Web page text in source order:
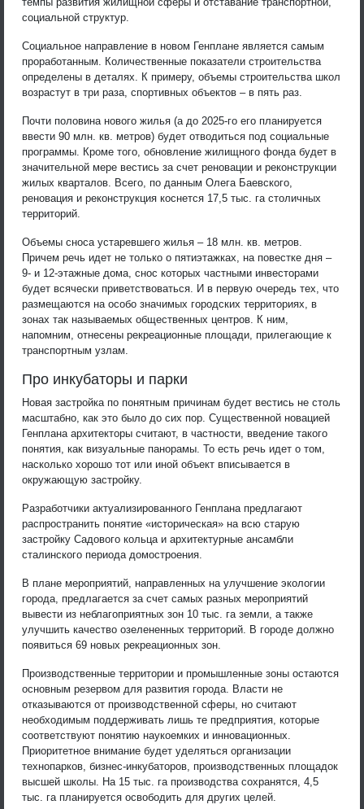
социальной структур.
Социальное направление в новом Генплане является самым
проработанным. Количественные показатели строительства
определены в деталях. К примеру, объемы строительства школ
возрастут в три раза, спортивных объектов – в пять раз.
Почти половина нового жилья (а до 2025-го его планируется
ввести 90 млн. кв. метров) будет отводиться под социальные
программы. Кроме того, обновление жилищного фонда будет в
значительной мере вестись за счет реновации и реконструкции
жилых кварталов. Всего, по данным Олега Баевского,
реновация и реконструкция коснется 17,5 тыс. га столичных
территорий.
Объемы сноса устаревшего жилья – 18 млн. кв. метров.
Причем речь идет не только о пятиэтажках, на повестке дня –
9- и 12-этажные дома, снос которых частными инвесторами
будет всячески приветствоваться. И в первую очередь тех, что
размещаются на особо значимых городских территориях, в
зонах так называемых общественных центров. К ним,
напомним, отнесены рекреационные площади, прилегающие к
транспортным узлам.
Про инкубаторы и парки
Новая застройка по понятным причинам будет вестись не столь
масштабно, как это было до сих пор. Существенной новацией
Генплана архитекторы считают, в частности, введение такого
понятия, как визуальные панорамы. То есть речь идет о том,
насколько хорошо тот или иной объект вписывается в
окружающую застройку.
Разработчики актуализированного Генплана предлагают
распространить понятие «историческая» на всю старую
застройку Садового кольца и архитектурные ансамбли
сталинского периода домостроения.
В плане мероприятий, направленных на улучшение экологии
города, предлагается за счет самых разных мероприятий
вывести из неблагоприятных зон 10 тыс. га земли, а также
улучшить качество озелененных территорий. В городе должно
появиться 69 новых рекреационных зон.
Производственные территории и промышленные зоны остаются
основным резервом для развития города. Власти не
отказываются от производственной сферы, но считают
необходимым поддерживать лишь те предприятия, которые
соответствуют понятию наукоемких и инновационных.
Приоритетное внимание будет уделяться организации
технопарков, бизнес-инкубаторов, производственных площадок
высшей школы. На 15 тыс. га производства сохранятся, 4,5
тыс. га планируется освободить для других целей.